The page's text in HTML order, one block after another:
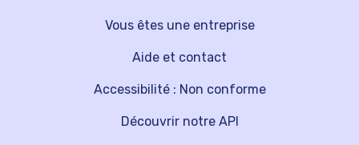
Vous êtes une entreprise
Découvrir notre API
Aide et contact
Accessibilité : Non conforme